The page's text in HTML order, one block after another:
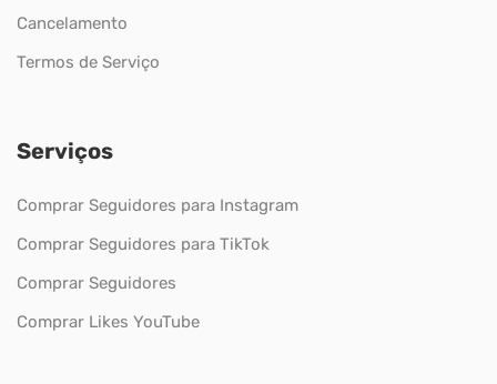
Cancelamento
Termos de Serviço
Serviços
Comprar Seguidores para Instagram
Comprar Seguidores para TikTok
Comprar Seguidores
Comprar Likes YouTube